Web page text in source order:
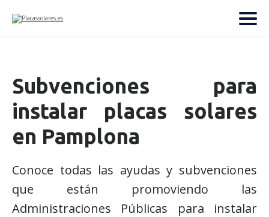
Subvenciones para
instalar placas solares
en Pamplona
Conoce todas las ayudas y subvenciones
que están promoviendo las
Administraciones Públicas para instalar